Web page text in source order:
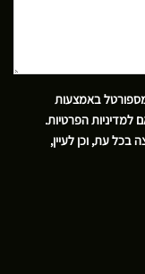
מספורטל באמצעות
למדיניות הפרטיות.
בכל עת, וכן לעיין,